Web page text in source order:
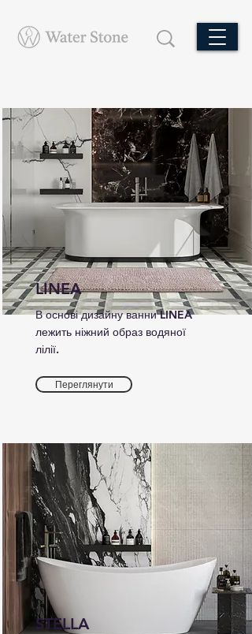
LINEA
В основі дизайну ванни LINEA
лежить ніжний образ водяної
лілії.
Переглянути
STELLA